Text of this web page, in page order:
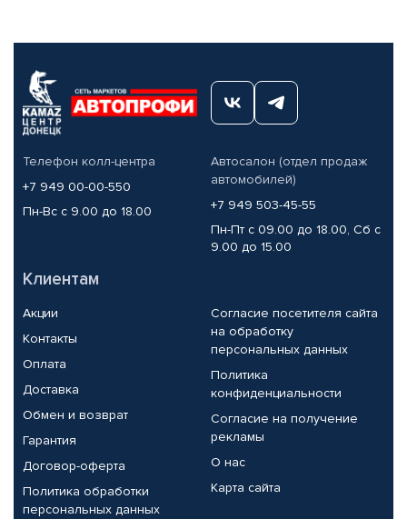
Телефон колл-центра
+7 949 00-00-550
Пн-Вс с 9.00 до 18.00
Автосалон (отдел продаж
автомобилей)
+7 949 503-45-55
Пн-Пт с 09.00 до 18.00, Сб с
9.00 до 15.00
Клиентам
Акции
Контакты
Оплата
Доставка
Обмен и возврат
Гарантия
Договор-оферта
Политика обработки
персональных данных
Согласие посетителя сайта
на обработку
персональных данных
Политика
конфиденциальности
Согласие на получение
рекламы
О нас
Карта сайта